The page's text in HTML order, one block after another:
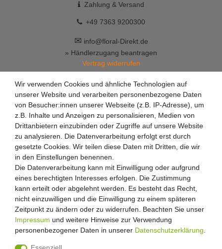
Zahlung & Versand
+49 7363 9200300
✉ info@floral-Direkt.de
» Händlerzugang beantragen
Vertrag widerrufen
Wir verwenden Cookies und ähnliche Technologien auf
unserer Website und verarbeiten personenbezogene Daten
von Besucher:innen unserer Webseite (z.B. IP-Adresse), um
z.B. Inhalte und Anzeigen zu personalisieren, Medien von
Drittanbietern einzubinden oder Zugriffe auf unsere Website
zu analysieren. Die Datenverarbeitung erfolgt erst durch
gesetzte Cookies. Wir teilen diese Daten mit Dritten, die wir
in den Einstellungen benennen.
Die Datenverarbeitung kann mit Einwilligung oder aufgrund
eines berechtigten Interesses erfolgen. Die Zustimmung
kann erteilt oder abgelehnt werden. Es besteht das Recht,
nicht einzuwilligen und die Einwilligung zu einem späteren
Zeitpunkt zu ändern oder zu widerrufen. Beachten Sie unser
Impressum und weitere Hinweise zur Verwendung
personenbezogener Daten in unserer Daten­schutz­erklärung